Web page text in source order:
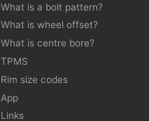
What is a bolt pattern?
What is wheel offset?
What is centre bore?
TPMS
Rim size codes
App
Links